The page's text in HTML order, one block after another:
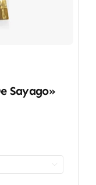
Sayago»